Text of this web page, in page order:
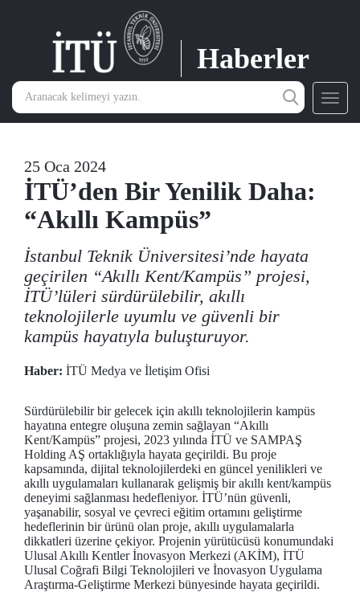
Haberler
25 Oca 2024
İTÜ’den Bir Yenilik Daha:
“Akıllı Kampüs”
İstanbul Teknik Üniversitesi’nde hayata
geçirilen “Akıllı Kent/Kampüs” projesi,
İTÜ’lüleri sürdürülebilir, akıllı
teknolojilerle uyumlu ve güvenli bir
kampüs hayatıyla buluşturuyor.
Haber: İTÜ Medya ve İletişim Ofisi
Sürdürülebilir bir gelecek için akıllı teknolojilerin kampüs
hayatına entegre oluşuna zemin sağlayan “Akıllı
Kent/Kampüs” projesi, 2023 yılında İTÜ ve SAMPAŞ
Holding AŞ ortaklığıyla hayata geçirildi. Bu proje
kapsamında, dijital teknolojilerdeki en güncel yenilikleri ve
akıllı uygulamaları kullanarak gelişmiş bir akıllı kent/kampüs
deneyimi sağlanması hedefleniyor. İTÜ’nün güvenli,
yaşanabilir, sosyal ve çevreci eğitim ortamını geliştirme
hedeflerinin bir ürünü olan proje, akıllı uygulamalarla
dikkatleri üzerine çekiyor. Projenin yürütücüsü konumundaki
Ulusal Akıllı Kentler İnovasyon Merkezi (AKİM), İTÜ
Ulusal Coğrafi Bilgi Teknolojileri ve İnovasyon Uygulama
Araştırma-Geliştirme Merkezi bünyesinde hayata geçirildi.